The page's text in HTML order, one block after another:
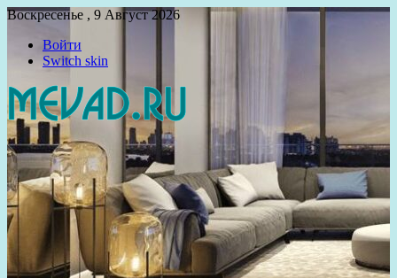
Воскресенье , 9 Август 2026
Войти
Switch skin